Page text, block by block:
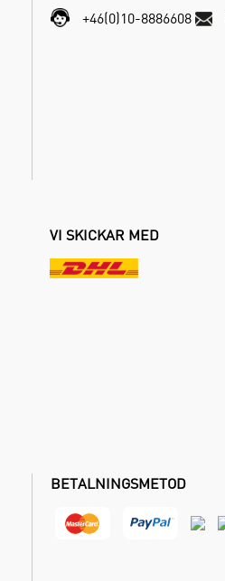
+46(0)10-8886608
VI SKICKAR MED
BETALNINGSMETOD